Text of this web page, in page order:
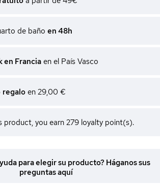
de baño en 48h
en Francia en el País Vasco
regalo en 29,00 €
product, you earn 279 loyalty point(s).
para elegir su producto? Háganos sus
preguntas aquí